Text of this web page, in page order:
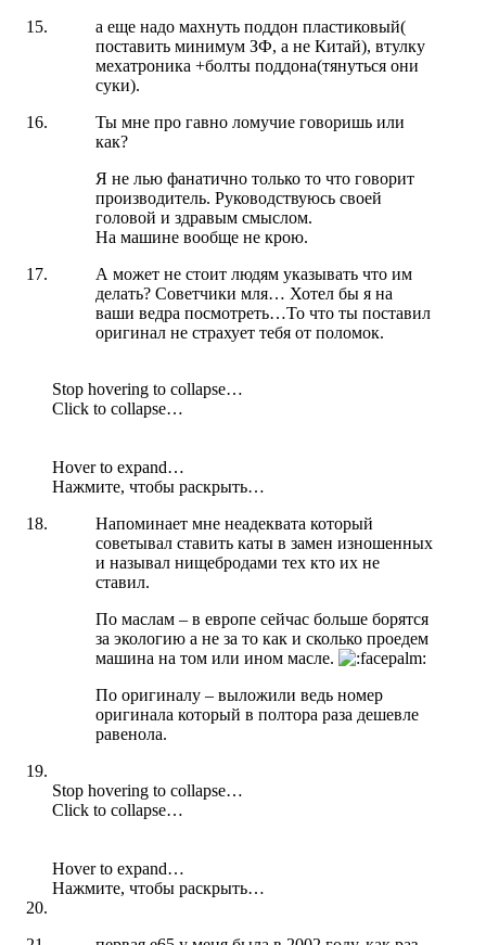
а еще надо махнуть поддон пластиковый(
поставить минимум ЗФ, а не Китай), втулку
мехатроника +болты поддона(тянуться они
суки).
Ты мне про гавно ломучие говоришь или
как?
Я не лью фанатично только то что говорит
производитель. Руководствуюсь своей
головой и здравым смыслом.
На машине вообще не крою.
А может не стоит людям указывать что им
делать? Советчики мля… Хотел бы я на
ваши ведра посмотреть…То что ты поставил
оригинал не страхует тебя от поломок.
Stop hovering to collapse…
Click to collapse…
Hover to expand…
Нажмите, чтобы раскрыть…
Напоминает мне неадеквата который
советывал ставить каты в замен изношенных
и называл нищебродами тех кто их не
ставил.
По маслам – в европе сейчас больше борятся
за экологию а не за то как и сколько проедем
машина на том или ином масле.
По оригиналу – выложили ведь номер
оригинала который в полтора раза дешевле
равенола.
Stop hovering to collapse…
Click to collapse…
Hover to expand…
Нажмите, чтобы раскрыть…